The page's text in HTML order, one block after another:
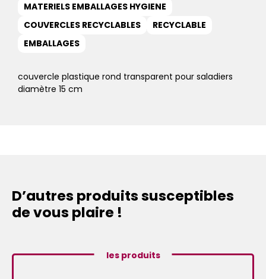
MATERIELS EMBALLAGES HYGIENE
COUVERCLES RECYCLABLES
RECYCLABLE
EMBALLAGES
couvercle plastique rond transparent pour saladiers
diamètre 15 cm
D’autres produits susceptibles
de vous plaire !
les produits